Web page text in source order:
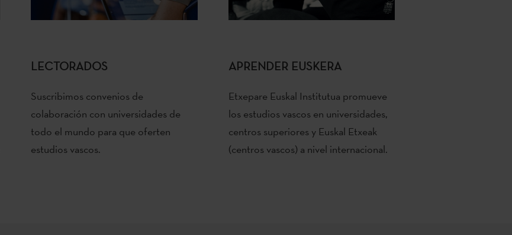
LECTORADOS
Suscribimos convenios de
colaboración con universidades de
todo el mundo para que oferten
estudios vascos.
APRENDER EUSKERA
Etxepare Euskal Institutua promueve
los estudios vascos en universidades,
centros superiores y Euskal Etxeak
(centros vascos) a nivel internacional.